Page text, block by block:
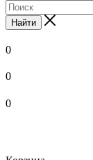
Найти
0
0
0